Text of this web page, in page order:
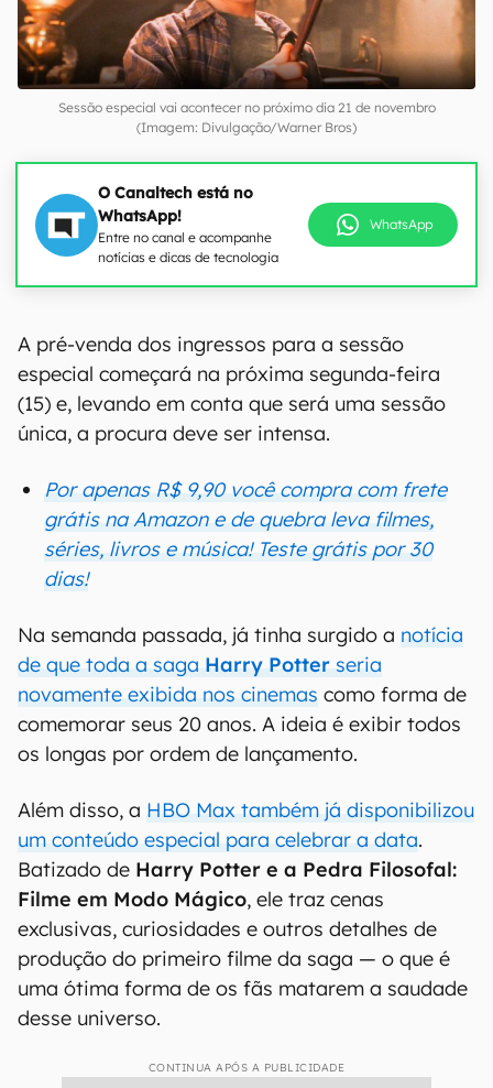
Sessão especial vai acontecer no próximo dia 21 de novembro
(Imagem: Divulgação/Warner Bros)
O Canaltech está no
WhatsApp!
Entre no canal e acompanhe
notícias e dicas de tecnologia
WhatsApp
A pré-venda dos ingressos para a sessão
especial começará na próxima segunda-feira
(15) e, levando em conta que será uma sessão
única, a procura deve ser intensa.
Por apenas R$ 9,90 você compra com frete
grátis na Amazon e de quebra leva filmes,
séries, livros e música! Teste grátis por 30
dias!
Na semanda passada, já tinha surgido a notícia
de que toda a saga Harry Potter seria
novamente exibida nos cinemas como forma de
comemorar seus 20 anos. A ideia é exibir todos
os longas por ordem de lançamento.
Além disso, a HBO Max também já disponibilizou
um conteúdo especial para celebrar a data.
Batizado de Harry Potter e a Pedra Filosofal:
Filme em Modo Mágico, ele traz cenas
exclusivas, curiosidades e outros detalhes de
produção do primeiro filme da saga — o que é
uma ótima forma de os fãs matarem a saudade
desse universo.
CONTINUA APÓS A PUBLICIDADE